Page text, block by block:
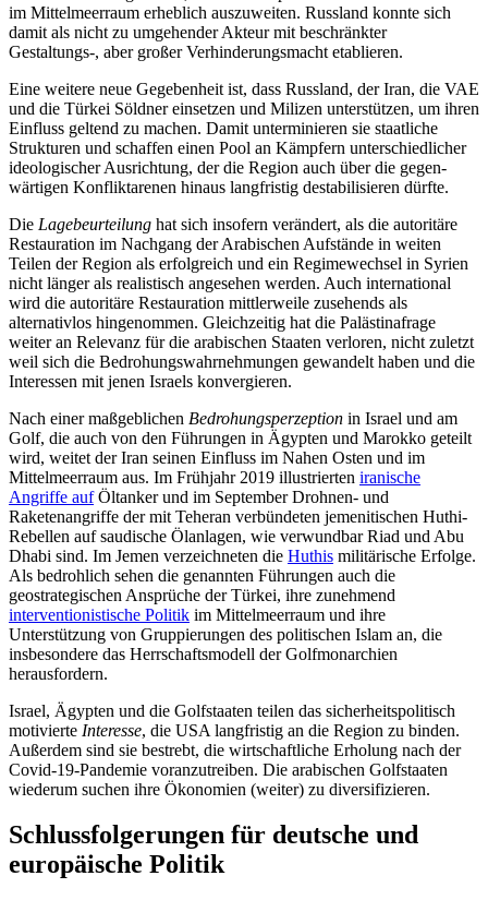
im Mittelmeerraum erheblich aus­zuweiten. Russland konnte sich
damit als nicht zu umgehender Akteur mit be­schränkter
Gestaltungs-, aber großer Ver­hinderungsmacht etablieren.
Eine weitere neue Gegebenheit ist, dass Russland, der Iran, die VAE
und die Türkei Söldner einsetzen und Milizen unterstützen, um ihren
Einfluss geltend zu machen. Damit unterminieren sie staat­liche
Struk­turen und schaffen einen Pool an Kämpfern unterschiedlicher
ideologischer Ausrichtung, der die Region auch über die gegen­
wärtigen Kon­fliktarenen hinaus langfristig destabilisieren dürfte.
Die Lagebeurteilung hat sich insofern verändert, als die autoritäre
Restauration im Nach­gang der Arabischen Aufstände in weiten
Teilen der Region als erfolgreich und ein Regimewechsel in Syrien
nicht län­ger als realistisch angesehen werden. Auch international
wird die autoritäre Restau­ration mittlerweile zusehends als
alternativlos hingenommen. Gleichzeitig hat die Paläs­tinafrage
weiter an Relevanz für die arabischen Staaten verloren, nicht zuletzt
weil sich die Bedrohungswahrnehmungen ge­wandelt haben und die
Interessen mit jenen Israels konvergieren.
Nach einer maßgeblichen Bedrohungsperzeption in Israel und am
Golf, die auch von den Führungen in Ägypten und Marokko geteilt
wird, weitet der Iran seinen Einfluss im Nahen Osten und im
Mittelmeerraum aus. Im Frühjahr 2019 illustrierten irani­sche
Angriffe aufÖltanker und im Septem­ber Droh­nen- und
Raketenangriffe der mit Teheran verbündeten jemenitischen Huthi-
Rebellen auf saudische Ölanlagen, wie verwundbar Riad und Abu
Dhabi sind. Im Jemen verzeichneten die Huthis mili­tärische Erfolge.
Als bedrohlich sehen die genannten Führungen auch die
geostrategischen Ansprüche der Türkei, ihre zunehmend
interventionistische Politik im Mit­telmeerraum und ihre
Unterstützung von Gruppierungen des politischen Islam an, die
insbesondere das Herrschaftsmodell der Golfmonarchien
herausfordern.
Israel, Ägypten und die Golfstaaten teilen das sicherheitspolitisch
motivierte Interesse, die USA langfristig an die Region zu binden.
Außerdem sind sie bestrebt, die wirtschaftliche Erholung nach der
Covid-19-Pandemie voranzutreiben. Die arabischen Golfstaaten
wiederum suchen ihre Ökonomien (weiter) zu diversifizieren.
Schlussfolgerungen für deutsche und
europäische Politik